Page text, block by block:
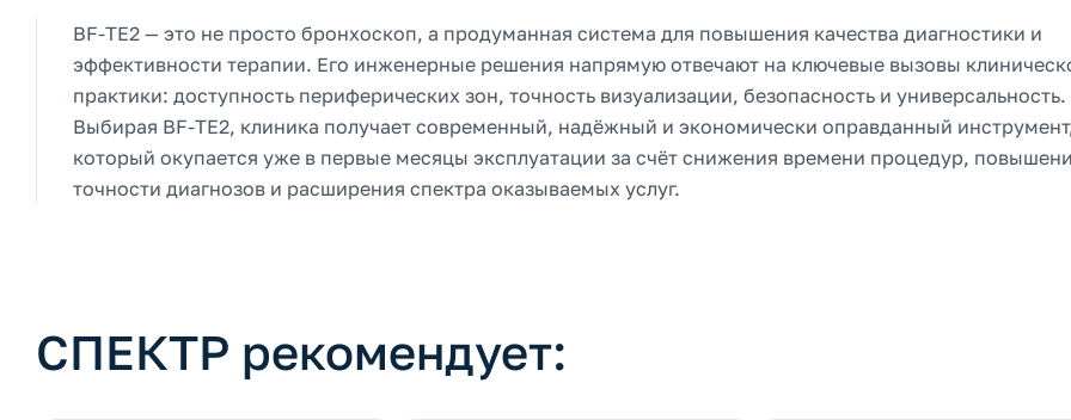
BF-TE2 — это не просто бронхоскоп, а продуманная система для повышения качества диагностики и
эффективности терапии. Его инженерные решения напрямую отвечают на ключевые вызовы
практики: доступность периферических зон, точность визуализации, безопасность и универсальность.
Выбирая BF-TE2, клиника получает современный, надёжный и экономически оправданный
который окупается уже в первые месяцы эксплуатации за счёт снижения времени процедур,
точности диагнозов и расширения спектра оказываемых услуг.
СПЕКТР рекомендует: